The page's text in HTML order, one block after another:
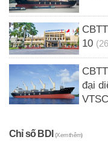
10
đại
VTSC
Chỉ số BDI(Xem thêm)